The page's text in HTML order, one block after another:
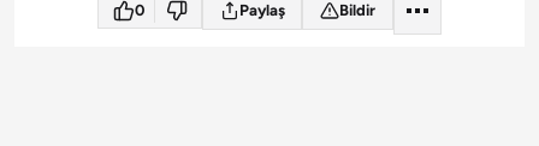
0 Paylaş Bildir